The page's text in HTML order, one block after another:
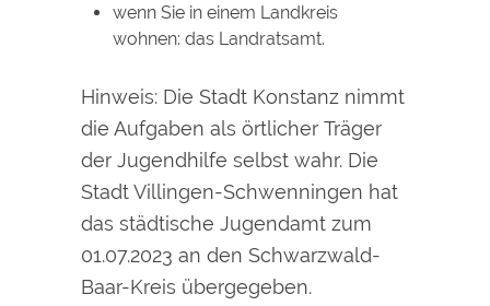
wenn Sie in einem Landkreis
wohnen: das Landratsamt.
Hinweis: Die Stadt Konstanz nimmt
die Aufgaben als örtlicher Träger
der Jugendhilfe selbst wahr. Die
Stadt Villingen-Schwenningen hat
das städtische Jugendamt zum
01.07.2023 an den Schwarzwald-
Baar-Kreis übergegeben.